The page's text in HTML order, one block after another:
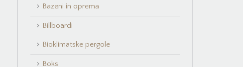
Bazeni in oprema
Billboardi
Bioklimatske pergole
Boks